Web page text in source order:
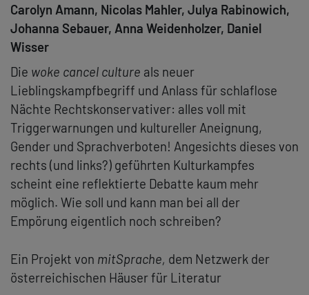
Carolyn Amann, Nicolas Mahler, Julya Rabinowich,
Johanna Sebauer, Anna Weidenholzer, Daniel
Wisser
Die woke cancel culture als neuer
Lieblingskampfbegriff und Anlass für schlaflose
Nächte Rechtskonservativer: alles voll mit
Triggerwarnungen und kultureller Aneignung,
Gender und Sprachverboten! Angesichts dieses von
rechts (und links?) geführten Kulturkampfes
scheint eine reflektierte Debatte kaum mehr
möglich. Wie soll und kann man bei all der
Empörung eigentlich noch schreiben?
Ein Projekt von mitSprache, dem Netzwerk der
österreichischen Häuser für Literatur